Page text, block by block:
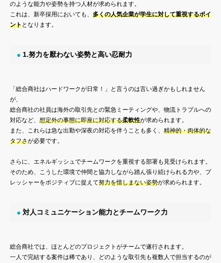
のような能力や姿勢を持つ人材が求められます。
これは、新卒採用においても、 多くの人気企業が学生に対して重視するポイ
ントとなります。
1.努力を厭わない姿勢と高い忍耐力
「総合商社はハードワークが日常！」と言うのは言い過ぎかもしれません
が、
総合商社の社員は海外の取引先との緊急ミーティングや、物流トラブルへの
対応など、 想定外の事態に即座に対応する柔軟性が求められます。
また、これらは急な出勤や深夜の対応を伴うことも多く、 精神的・肉体的な
タフさが必要です。
さらに、エネルギッシュでチームワークを重視する部署も見受けられます。
そのため、こうした環境で仲間と協力しながら踏ん張り続けられる力や、プ
レッシャーをポジティブに捉えて努力を惜しまない姿勢が求められます。
対人コミュニケーション能力とチームワーク力
総合商社では、ほとんどのプロジェクトがチームで遂行されます。
一人で完結する案件は稀であり、どのような取引先も複数人で担当するのが